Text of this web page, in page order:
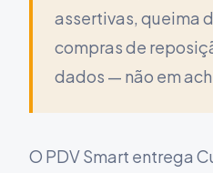
assertivas, queima
compras de
dados — não em
O PDV Smart entrega